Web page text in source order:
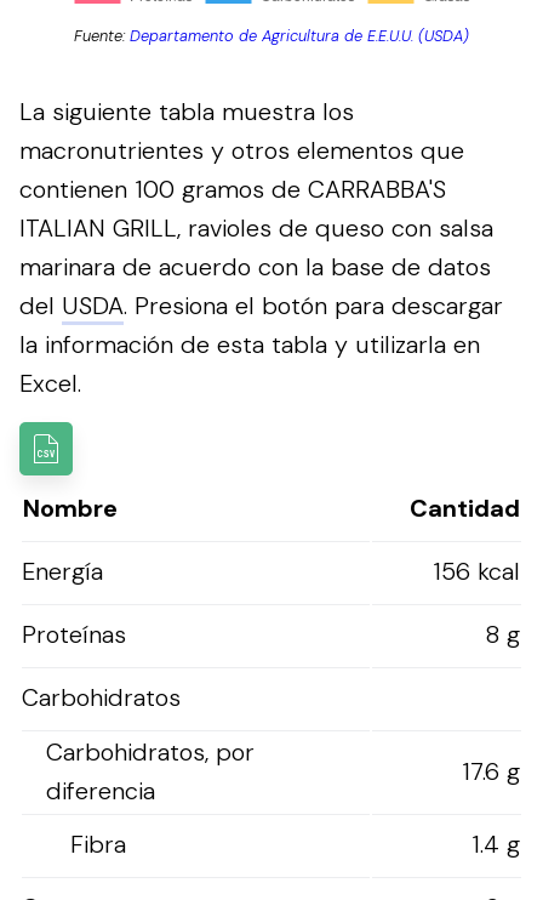
Fuente:Departamento de Agricultura de E.E.U.U. (USDA)
La siguiente tabla muestra los
macronutrientes y otros elementos que
contienen 100 gramos de CARRABBA'S
ITALIAN GRILL, ravioles de queso con salsa
marinara de acuerdo con la base de datos
del USDA. Presiona el botón para descargar
la información de esta tabla y utilizarla en
Excel.
Nombre
Cantidad
Energía
156 kcal
Proteínas
8 g
Carbohidratos
Carbohidratos, por
diferencia
17.6 g
Fibra
1.4 g